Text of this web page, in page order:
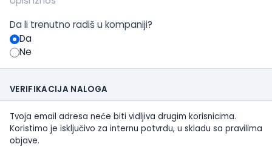
Da li trenutno radiš u kompaniji?
Da
Ne
VERIFIKACIJA NALOGA
Tvoja email adresa neće biti vidljiva drugim korisnicima.
Koristimo je isključivo za internu potvrdu, u skladu sa pravilima
objave.